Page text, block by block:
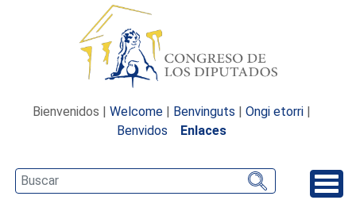
Bienvenidos | Welcome | Benvinguts | Ongi etorri |
Benvidos
Enlaces